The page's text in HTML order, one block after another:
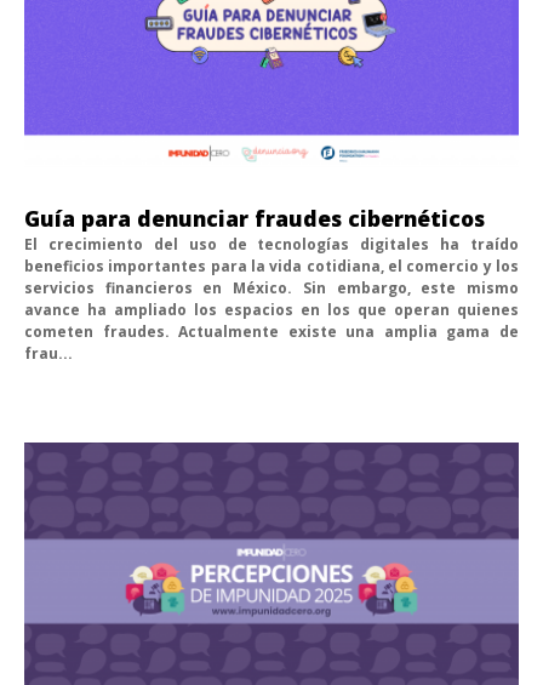
Guía para denunciar fraudes cibernéticos
El crecimiento del uso de tecnologías digitales ha traído
beneficios importantes para la vida cotidiana, el comercio y los
servicios financieros en México. Sin embargo, este mismo
avance ha ampliado los espacios en los que operan quienes
cometen fraudes. Actualmente existe una amplia gama de
frau...